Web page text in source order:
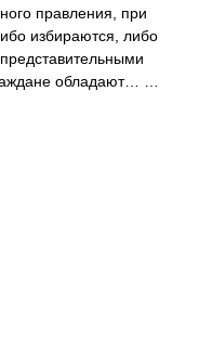
правления, при
избираются, либо
обладают… …